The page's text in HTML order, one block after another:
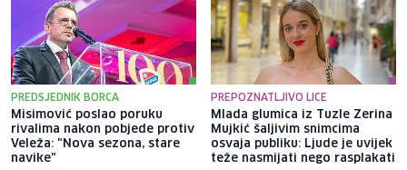
PREDSJEDNIK BORCA
Misimović poslao poruku
rivalima nakon pobjede protiv
Veleža: "Nova sezona, stare
navike"
PREPOZNATLJIVO LICE
Mlada glumica iz Tuzle Zerina
Mujkić šaljivim snimcima
osvaja publiku: Ljude je uvijek
teže nasmijati nego rasplakati